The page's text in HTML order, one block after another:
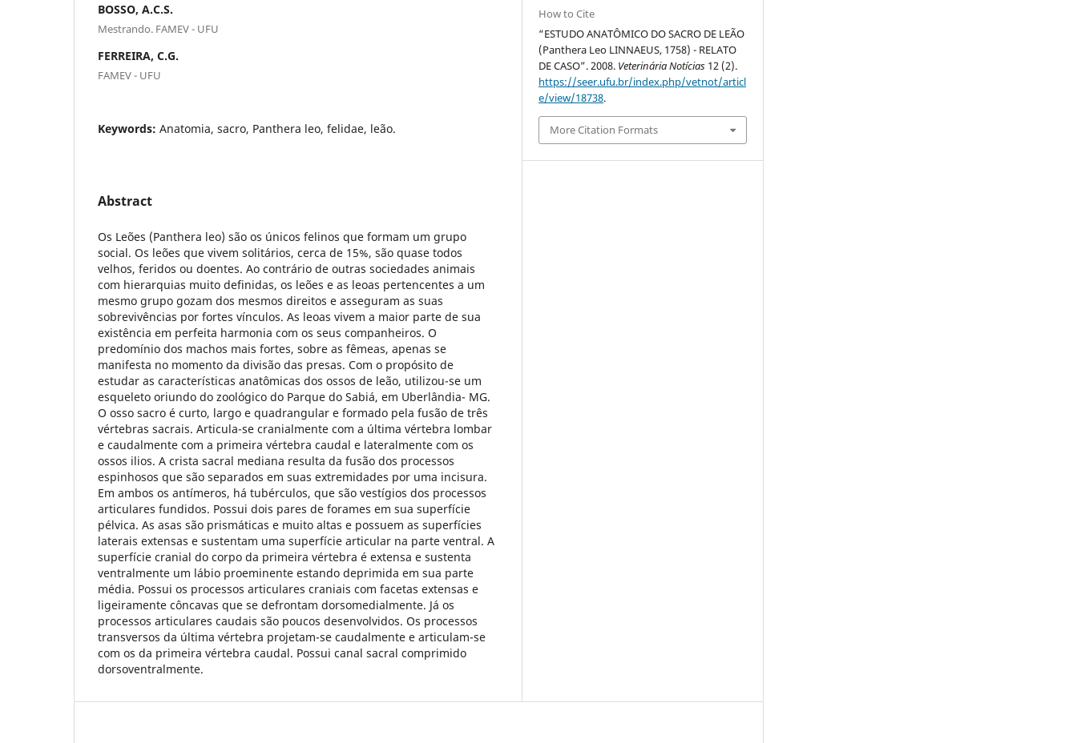
BOSSO, A.C.S.
Mestrando. FAMEV - UFU
FERREIRA, C.G.
FAMEV - UFU
Keywords: Anatomia, sacro, Panthera leo, felidae, leão.
Abstract
Os Leões (Panthera leo) são os únicos felinos que formam um grupo
social. Os leões que vivem solitários, cerca de 15%, são quase todos
velhos, feridos ou doentes. Ao contrário de outras sociedades animais
com hierarquias muito definidas, os leões e as leoas pertencentes a um
mesmo grupo gozam dos mesmos direitos e asseguram as suas
sobrevivências por fortes vínculos. As leoas vivem a maior parte de sua
existência em perfeita harmonia com os seus companheiros. O
predomínio dos machos mais fortes, sobre as fêmeas, apenas se
manifesta no momento da divisão das presas. Com o propósito de
estudar as características anatômicas dos ossos de leão, utilizou-se um
esqueleto oriundo do zoológico do Parque do Sabiá, em Uberlândia- MG.
O osso sacro é curto, largo e quadrangular e formado pela fusão de três
vértebras sacrais. Articula-se cranialmente com a última vértebra lombar
e caudalmente com a primeira vértebra caudal e lateralmente com os
ossos ilios. A crista sacral mediana resulta da fusão dos processos
espinhosos que são separados em suas extremidades por uma incisura.
Em ambos os antímeros, há tubérculos, que são vestígios dos processos
articulares fundidos. Possui dois pares de forames em sua superfície
pélvica. As asas são prismáticas e muito altas e possuem as superfícies
laterais extensas e sustentam uma superfície articular na parte ventral. A
superfície cranial do corpo da primeira vértebra é extensa e sustenta
ventralmente um lábio proeminente estando deprimida em sua parte
média. Possui os processos articulares craniais com facetas extensas e
ligeiramente côncavas que se defrontam dorsomedialmente. Já os
processos articulares caudais são poucos desenvolvidos. Os processos
transversos da última vértebra projetam-se caudalmente e articulam-se
com os da primeira vértebra caudal. Possui canal sacral comprimido
dorsoventralmente.
How to Cite
“ESTUDO ANATÔMICO DO SACRO DE LEÃO
(Panthera Leo LINNAEUS, 1758) - RELATO
DE CASO”. 2008. Veterinária Notícias 12 (2).
https://seer.ufu.br/index.php/vetnot/articl
e/view/18738.
More Citation Formats